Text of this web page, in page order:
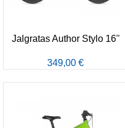
Jalgratas Author Stylo 16''
349,00 €